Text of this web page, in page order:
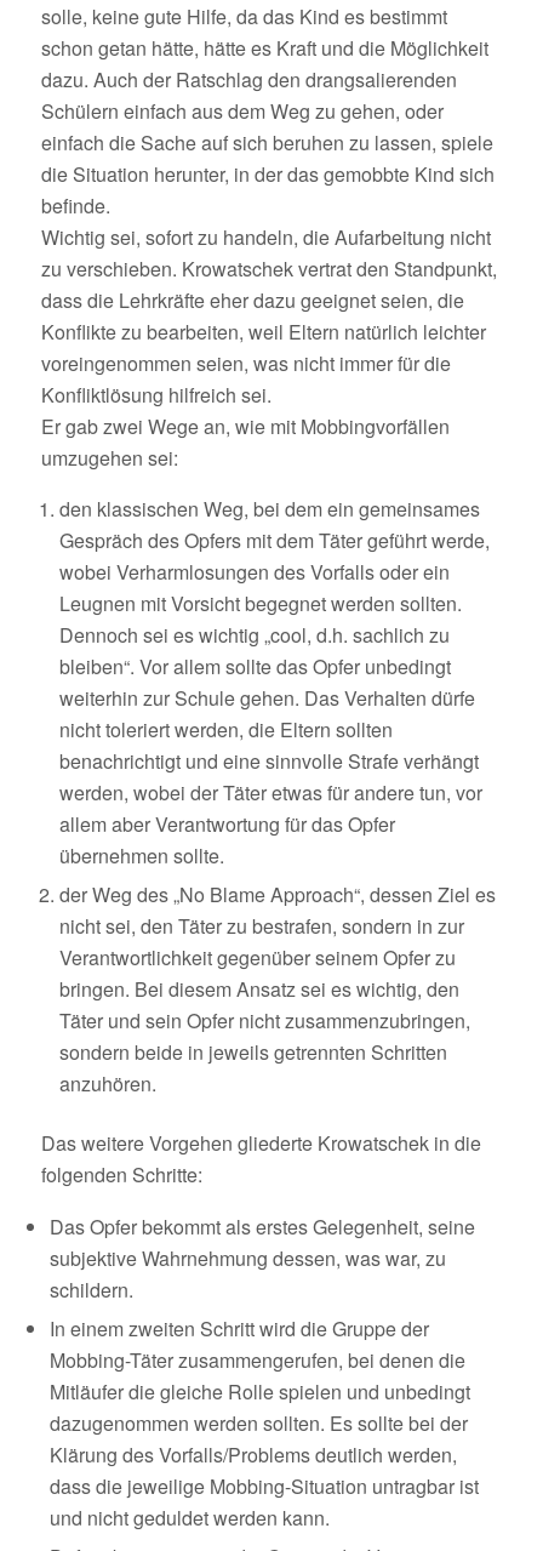
solle, keine gute Hilfe, da das Kind es bestimmt
schon getan hätte, hätte es Kraft und die Möglichkeit
dazu. Auch der Ratschlag den drangsalierenden
Schülern einfach aus dem Weg zu gehen, oder
einfach die Sache auf sich beruhen zu lassen, spiele
die Situation herunter, in der das gemobbte Kind sich
befinde.
Wichtig sei, sofort zu handeln, die Aufarbeitung nicht
zu verschieben. Krowatschek vertrat den Standpunkt,
dass die Lehrkräfte eher dazu geeignet seien, die
Konflikte zu bearbeiten, weil Eltern natürlich leichter
voreingenommen seien, was nicht immer für die
Konfliktlösung hilfreich sei.
Er gab zwei Wege an, wie mit Mobbingvorfällen
umzugehen sei:
den klassischen Weg, bei dem ein gemeinsames
Gespräch des Opfers mit dem Täter geführt werde,
wobei Verharmlosungen des Vorfalls oder ein
Leugnen mit Vorsicht begegnet werden sollten.
Dennoch sei es wichtig „cool, d.h. sachlich zu
bleiben“. Vor allem sollte das Opfer unbedingt
weiterhin zur Schule gehen. Das Verhalten dürfe
nicht toleriert werden, die Eltern sollten
benachrichtigt und eine sinnvolle Strafe verhängt
werden, wobei der Täter etwas für andere tun, vor
allem aber Verantwortung für das Opfer
übernehmen sollte.
der Weg des „No Blame Approach“, dessen Ziel es
nicht sei, den Täter zu bestrafen, sondern in zur
Verantwortlichkeit gegenüber seinem Opfer zu
bringen. Bei diesem Ansatz sei es wichtig, den
Täter und sein Opfer nicht zusammenzubringen,
sondern beide in jeweils getrennten Schritten
anzuhören.
Das weitere Vorgehen gliederte Krowatschek in die
folgenden Schritte:
Das Opfer bekommt als erstes Gelegenheit, seine
subjektive Wahrnehmung dessen, was war, zu
schildern.
In einem zweiten Schritt wird die Gruppe der
Mobbing-Täter zusammengerufen, bei denen die
Mitläufer die gleiche Rolle spielen und unbedingt
dazugenommen werden sollten. Es sollte bei der
Klärung des Vorfalls/Problems deutlich werden,
dass die jeweilige Mobbing-Situation untragbar ist
und nicht geduldet werden kann.